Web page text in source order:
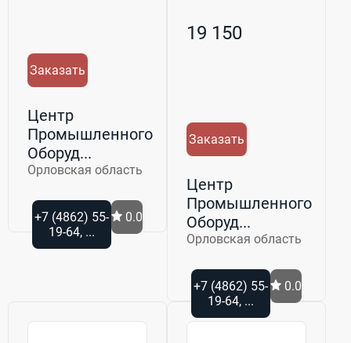
Заказать
Центр
Промышленного
Оборуд...
Орловская область
+7 (4862) 55-
19-64, ...
0.0
19 150
Заказать
Центр
Промышленного
Оборуд...
Орловская область
+7 (4862) 55-
19-64, ...
0.0